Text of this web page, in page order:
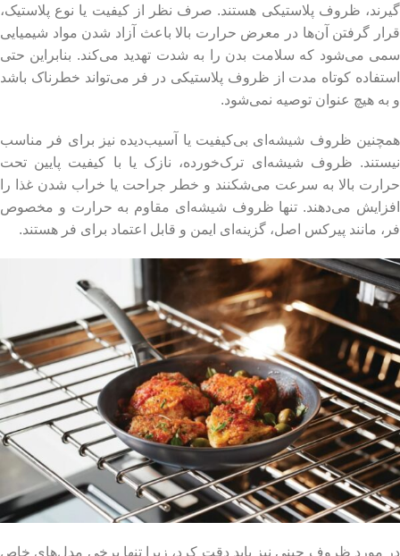
گیرند، ظروف پلاستیکی هستند. صرف نظر از کیفیت یا نوع پلاستیک،
قرار گرفتن آن‌ها در معرض حرارت بالا باعث آزاد شدن مواد شیمیایی
سمی می‌شود که سلامت بدن را به شدت تهدید می‌کند. بنابراین حتی
استفاده کوتاه مدت از ظروف پلاستیکی در فر می‌تواند خطرناک باشد
و به هیچ عنوان توصیه نمی‌شود.
همچنین ظروف شیشه‌ای بی‌کیفیت یا آسیب‌دیده نیز برای فر مناسب
نیستند. ظروف شیشه‌ای ترک‌خورده، نازک یا با کیفیت پایین تحت
حرارت بالا به سرعت می‌شکنند و خطر جراحت یا خراب شدن غذا را
افزایش می‌دهند. تنها ظروف شیشه‌ای مقاوم به حرارت و مخصوص
فر، مانند پیرکس اصل، گزینه‌ای ایمن و قابل اعتماد برای فر هستند.
در مورد ظروف چینی نیز باید دقت کرد، زیرا تنها برخی مدل‌های خاص